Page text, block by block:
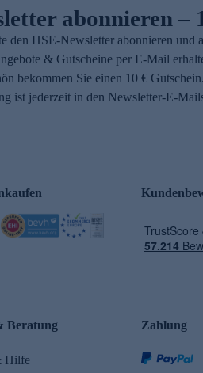
abonnieren –
den HSE-Newsletter abonnieren und
& Gutscheine per E-Mail
bekommen Sie einen 10 €
ist jederzeit in den Newsletter-E-
Beratung
Hilfe
Zahlung